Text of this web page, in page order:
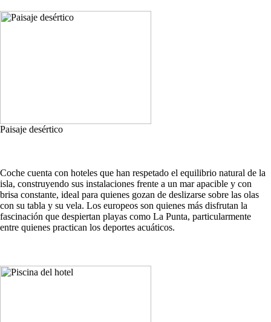
Paisaje desértico
Coche cuenta con hoteles que han respetado el equilibrio natural de la
isla, construyendo sus instalaciones frente a un mar apacible y con
brisa constante, ideal para quienes gozan de deslizarse sobre las olas
con su tabla y su vela. Los europeos son quienes más disfrutan la
fascinación que despiertan playas como La Punta, particularmente
entre quienes practican los deportes acuáticos.